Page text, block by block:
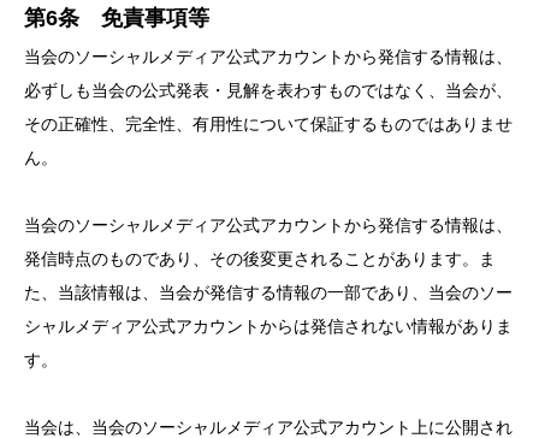
第6条 免責事項等
当会のソーシャルメディア公式アカウントから発信する情報は、
必ずしも当会の公式発表・見解を表わすものではなく、当会が、
その正確性、完全性、有用性について保証するものではありませ
ん。
当会のソーシャルメディア公式アカウントから発信する情報は、
発信時点のものであり、その後変更されることがあります。ま
た、当該情報は、当会が発信する情報の一部であり、当会のソー
シャルメディア公式アカウントからは発信されない情報がありま
す。
当会は、当会のソーシャルメディア公式アカウント上に公開され